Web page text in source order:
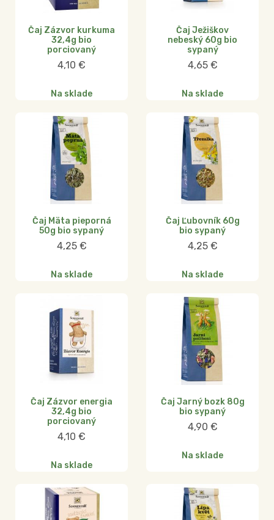
Čaj Zázvor kurkuma
32,4g bio
porciovaný
4,10 €
Na sklade
Čaj Ježiškov
nebeský 60g bio
sypaný
4,65 €
Na sklade
Čaj Mäta pieporná
50g bio sypaný
4,25 €
Na sklade
Čaj Ľubovník 60g
bio sypaný
4,25 €
Na sklade
Čaj Zázvor energia
32,4g bio
porciovaný
4,10 €
Na sklade
Čaj Jarný bozk 80g
bio sypaný
4,90 €
Na sklade